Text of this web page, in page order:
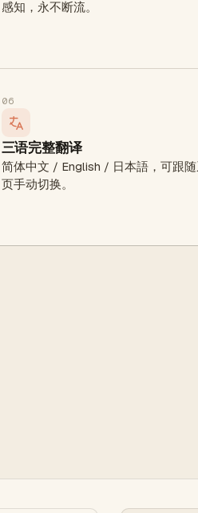
感知，永不断流。
06
三语完整翻译
简体中文 / English / 日本語，可跟
页手动切换。